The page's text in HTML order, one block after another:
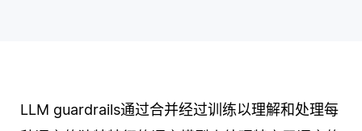
LLM guardrails通过合并经过训练以理解和处理每